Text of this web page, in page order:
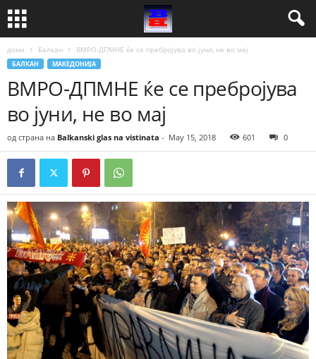
дома Балкан ВМРО-ДПМНЕ ќе се пребројува во јуни, не во мај
БАЛКАН МАКЕДОНИЈА
ВМРО-ДПМНЕ ќе се пребројува
во јуни, не во мај
од страна на Balkanski glas na vistinata - May 15, 2018 601 0